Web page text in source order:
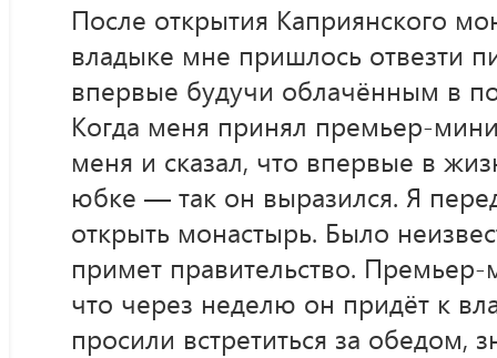
После открытия Каприянского
владыке мне пришлось отвезти
впервые будучи облачённым в
Когда меня принял премьер-
меня и сказал, что впервые в
юбке — так он выразился. Я
открыть монастырь. Было
примет правительство. Премьер-
что через неделю он придёт к
просили встретиться за обедом,